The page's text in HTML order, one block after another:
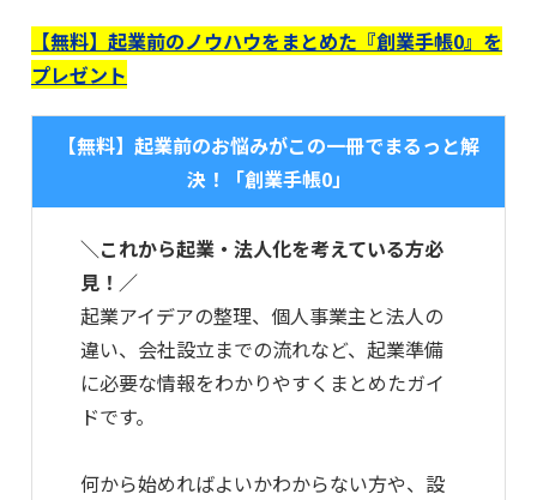
【無料】起業前のノウハウをまとめた『創業手帳0』を
プレゼント
【無料】起業前のお悩みがこの一冊でまるっと解
決！「創業手帳0」
＼これから起業・法人化を考えている方必
見！／
起業アイデアの整理、個人事業主と法人の
違い、会社設立までの流れなど、起業準備
に必要な情報をわかりやすくまとめたガイ
ドです。
何から始めればよいかわからない方や、設